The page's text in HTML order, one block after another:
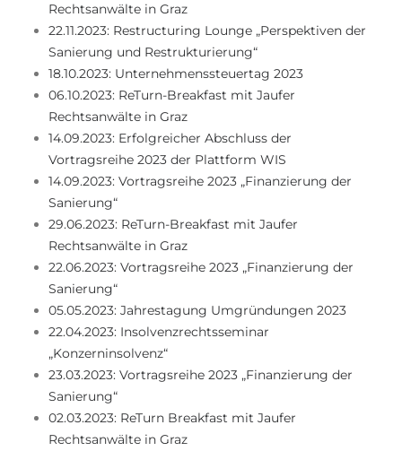
Rechtsanwälte in Graz
22.11.2023: Restructuring Lounge „Perspektiven der
Sanierung und Restrukturierung“
18.10.2023: Unternehmenssteuertag 2023
06.10.2023: ReTurn-Breakfast mit Jaufer
Rechtsanwälte in Graz
14.09.2023: Erfolgreicher Abschluss der
Vortragsreihe 2023 der Plattform WIS
14.09.2023: Vortragsreihe 2023 „Finanzierung der
Sanierung“
29.06.2023: ReTurn-Breakfast mit Jaufer
Rechtsanwälte in Graz
22.06.2023: Vortragsreihe 2023 „Finanzierung der
Sanierung“
05.05.2023: Jahrestagung Umgründungen 2023
22.04.2023: Insolvenzrechtsseminar
„Konzerninsolvenz“
23.03.2023: Vortragsreihe 2023 „Finanzierung der
Sanierung“
02.03.2023: ReTurn Breakfast mit Jaufer
Rechtsanwälte in Graz